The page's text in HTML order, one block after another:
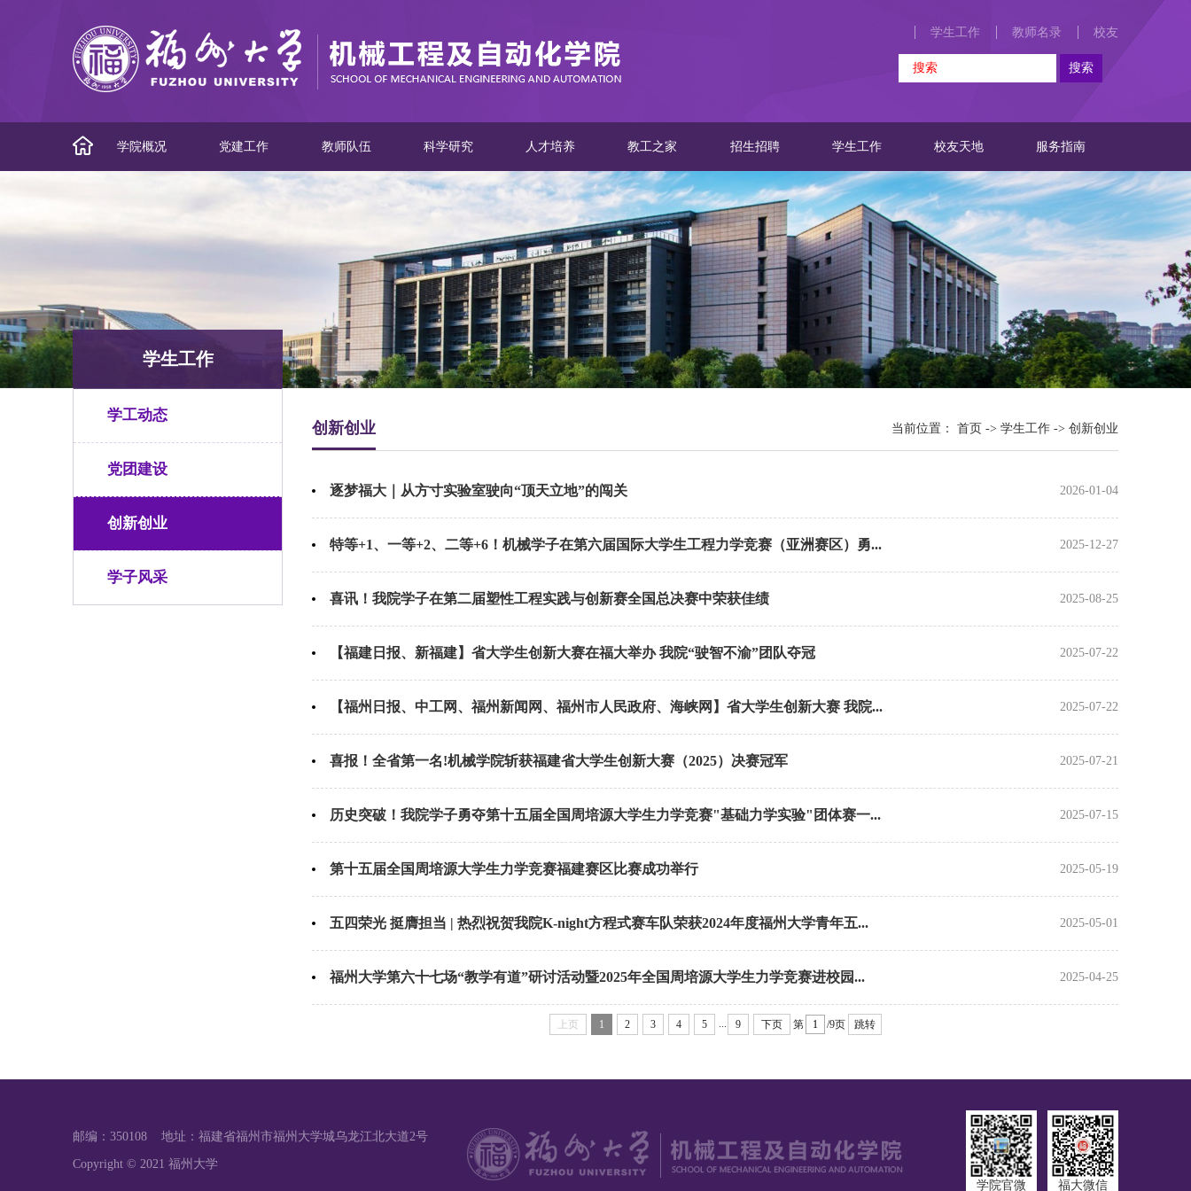
学生工作 教师名录 校友
学院概况 党建工作 教师队伍 科学研究 人才培养 教工之家 招生招聘 学生工作 校友天地 服务指南
学生工作
学工动态
党团建设
创新创业
学子风采
创新创业 当前位置： 首页 -> 学生工作 -> 创新创业
逐梦福大｜从方寸实验室驶向“顶天立地”的闯关 2026-01-04
特等+1、一等+2、二等+6！机械学子在第六届国际大学生工程力学竞赛（亚洲赛区）勇... 2025-12-27
喜讯！我院学子在第二届塑性工程实践与创新赛全国总决赛中荣获佳绩 2025-08-25
【福建日报、新福建】省大学生创新大赛在福大举办 我院“驶智不渝”团队夺冠 2025-07-22
【福州日报、中工网、福州新闻网、福州市人民政府、海峡网】省大学生创新大赛 我院... 2025-07-22
喜报！全省第一名!机械学院斩获福建省大学生创新大赛（2025）决赛冠军 2025-07-21
历史突破！我院学子勇夺第十五届全国周培源大学生力学竞赛"基础力学实验"团体赛一... 2025-07-15
第十五届全国周培源大学生力学竞赛福建赛区比赛成功举行 2025-05-19
五四荣光 挺膺担当 | 热烈祝贺我院K-night方程式赛车队荣获2024年度福州大学青年五... 2025-05-01
福州大学第六十七场“教学有道”研讨活动暨2025年全国周培源大学生力学竞赛进校园... 2025-04-25
上页 1 2 3 4 5 9 下页 第 /9页 跳转
邮编：350108 地址：福建省福州市福州大学城乌龙江北大道2号
Copyright © 2021 福州大学
学院官微
福大微信